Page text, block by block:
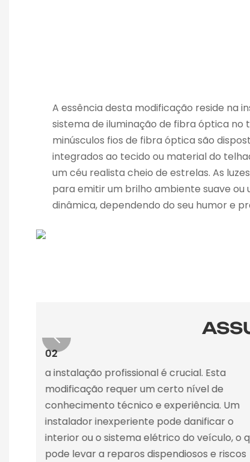
A essência desta modificação reside na
sistema de iluminação de fibra óptica no
minúsculos fios de fibra óptica são
integrados ao tecido ou material do
um céu realista cheio de estrelas. As
para emitir um brilho ambiente suave ou
dinâmica, dependendo do seu humor e
02
a instalação profissional é crucial. Esta
modificação requer um certo nível de
conhecimento técnico e experiência. Um
instalador inexperiente pode danificar o
interior ou o sistema elétrico do veículo, o
pode levar a reparos dispendiosos e riscos